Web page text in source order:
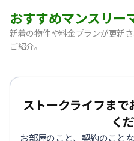
おすすめマンスリー
新着の物件や料金プランが更新
ご紹介。
【神戸市中央区・阪急春日
【灘区・JR六甲道】Sステ
【東灘区・摂津本山】Sス
【東灘区・JR住吉】Sステ
ストークライフま
く
お部屋のこと、契約のこと